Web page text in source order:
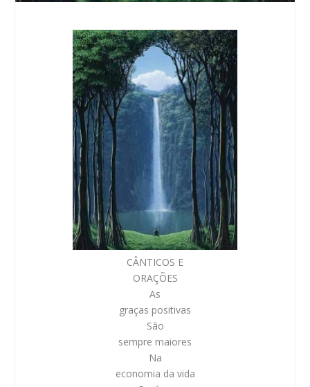
CÂNTICOS E
ORAÇÕES
As
graças positivas
São
sempre maiores
Na
economia da vida